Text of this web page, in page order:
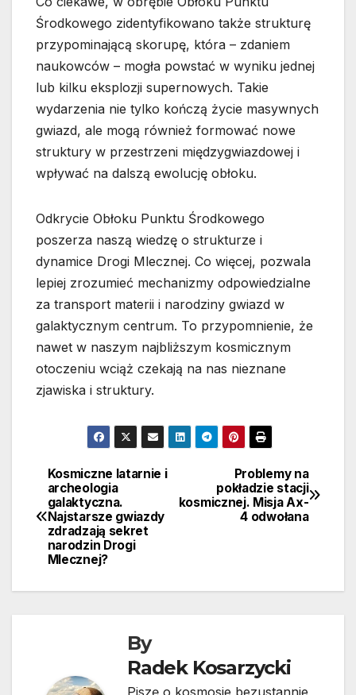
Środkowego zidentyfikowano także strukturę
przypominającą skorupę, która – zdaniem
naukowców – mogła powstać w wyniku jednej
lub kilku eksplozji supernowych. Takie
wydarzenia nie tylko kończą życie masywnych
gwiazd, ale mogą również formować nowe
struktury w przestrzeni międzygwiazdowej i
wpływać na dalszą ewolucję obłoku.
Odkrycie Obłoku Punktu Środkowego
poszerza naszą wiedzę o strukturze i
dynamice Drogi Mlecznej. Co więcej, pozwala
lepiej zrozumieć mechanizmy odpowiedzialne
za transport materii i narodziny gwiazd w
galaktycznym centrum. To przypomnienie, że
nawet w naszym najbliższym kosmicznym
otoczeniu wciąż czekają na nas nieznane
zjawiska i struktury.
Nawigacja
wpisu
Problemy na
pokładzie stacji
kosmicznej. Misja Ax-
4 odwołana
Kosmiczne latarnie i
archeologia
galaktyczna.
Najstarsze gwiazdy
zdradzają sekret
narodzin Drogi
Mlecznej?
By
Radek Kosarzycki
Piszę o kosmosie bezustannie